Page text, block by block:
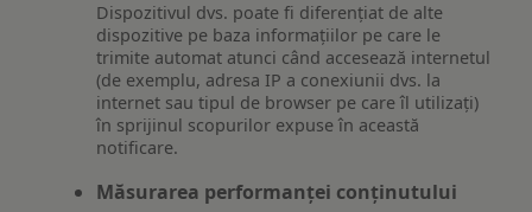
Dispozitivul dvs. poate fi diferențiat de alte
dispozitive pe baza informațiilor pe care le
trimite automat atunci când accesează internetul
(de exemplu, adresa IP a conexiunii dvs. la
internet sau tipul de browser pe care îl utilizați)
în sprijinul scopurilor expuse în această
notificare.
Măsurarea performanței conținutului